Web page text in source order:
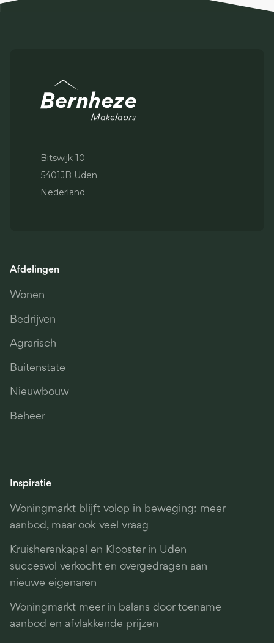
Bitswijk 10
5401JB Uden
Nederland
Afdelingen
Wonen
Bedrijven
Agrarisch
Buitenstate
Nieuwbouw
Beheer
Inspiratie
Woningmarkt blijft volop in beweging: meer
aanbod, maar ook veel vraag
Kruisherenkapel en Klooster in Uden
succesvol verkocht en overgedragen aan
nieuwe eigenaren
Woningmarkt meer in balans door toename
aanbod en afvlakkende prijzen